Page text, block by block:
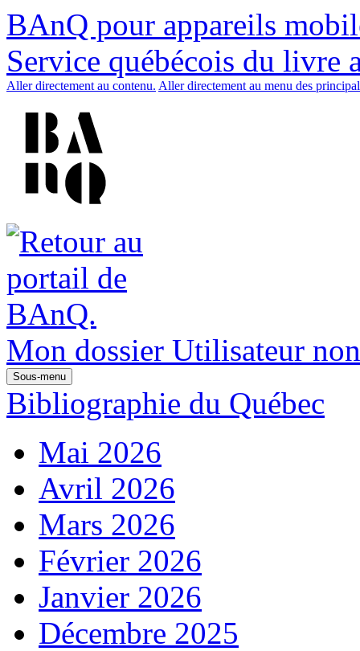
BAnQ pour appareils
Service québécois du livre
Aller directement au contenu. Aller directement au menu des
Mon dossier Utilisateur
Sous-menu
Bibliographie du Québec
Mai 2026
Avril 2026
Mars 2026
Février 2026
Janvier 2026
Décembre 2025